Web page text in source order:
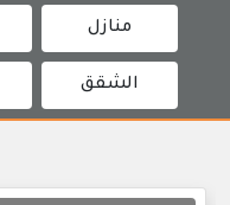
منازل
الشقق